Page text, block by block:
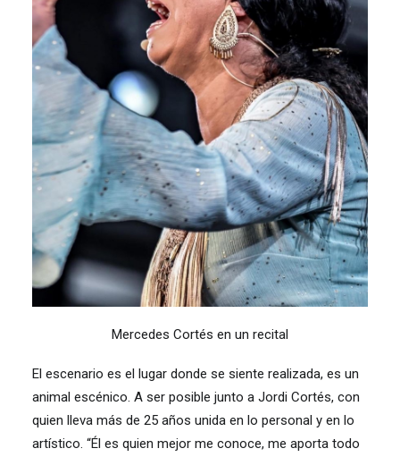
Mercedes Cortés en un recital
El escenario es el lugar donde se siente realizada, es un
animal escénico. A ser posible junto a Jordi Cortés, con
quien lleva más de 25 años unida en lo personal y en lo
artístico. “Él es quien mejor me conoce, me aporta todo